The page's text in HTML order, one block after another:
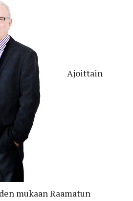
Ajoittain
mukaan Raamatun